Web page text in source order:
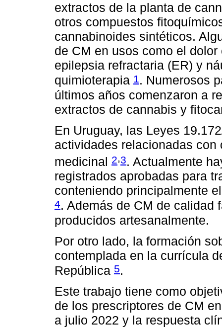
extractos de la planta de
otros compuestos
cannabinoides sintéticos.
de CM en usos como el
epilepsia refractaria (ER) y
quimioterapia 1 . Numerosos
últimos años comenzaron a
extractos de cannabis y
En Uruguay, las Leyes
actividades relacionadas
medicinal 2,3. Actualmente
registrados aprobadas para
conteniendo principalmente
4. Además de CM de calidad
producidos artesanalmente.
Por otro lado, la formación
contemplada en la currícula
República 5.
Este trabajo tiene como
de los prescriptores de CM
a julio 2022 y la respuesta